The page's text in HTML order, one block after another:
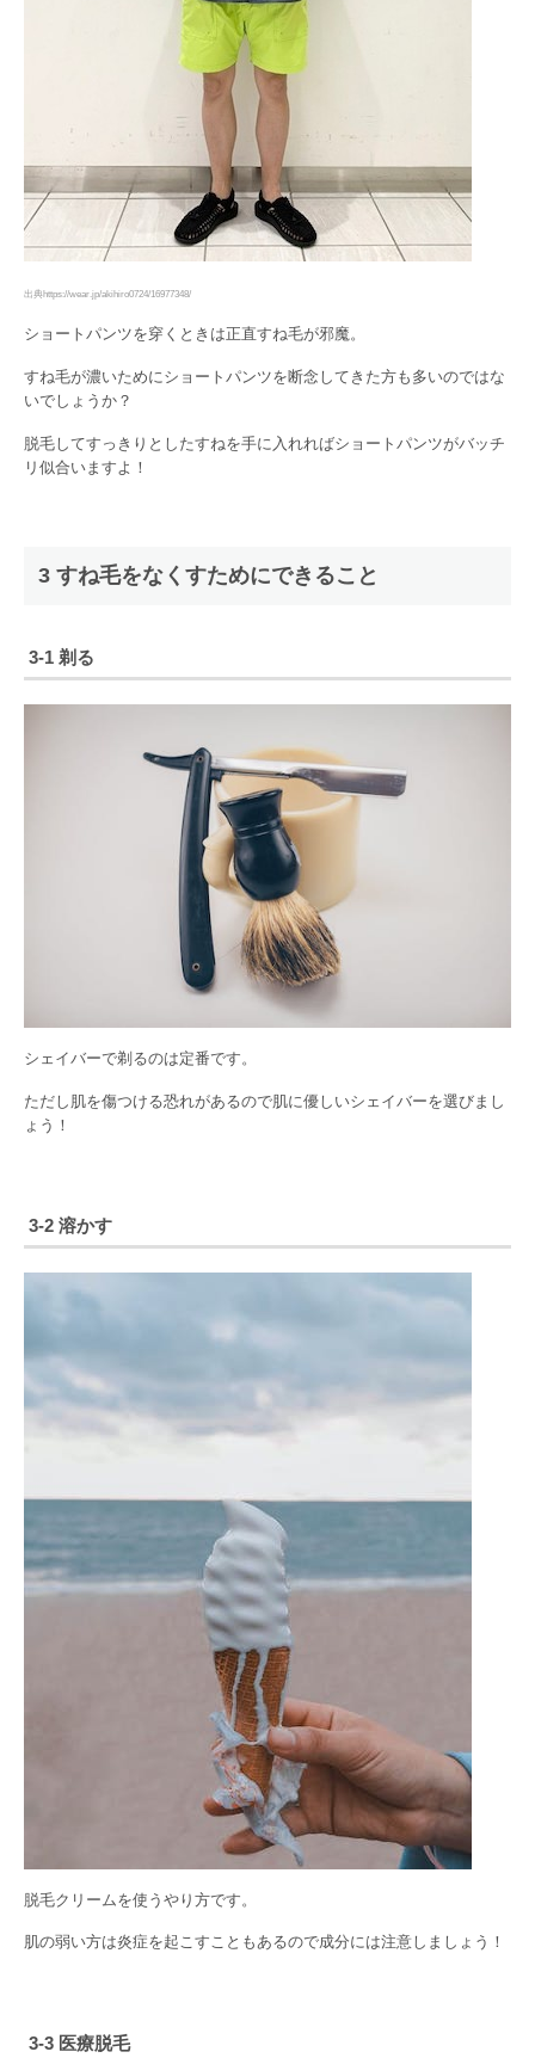
出典https://wear.jp/akihiro0724/16977348/
ショートパンツを穿くときは正直すね毛が邪魔。
すね毛が濃いためにショートパンツを断念してきた方も多いのではな
いでしょうか？
脱毛してすっきりとしたすねを手に入れればショートパンツがバッチ
リ似合いますよ！
3 すね毛をなくすためにできること
3-1 剃る
シェイバーで剃るのは定番です。
ただし肌を傷つける恐れがあるので肌に優しいシェイバーを選びまし
ょう！
3-2 溶かす
脱毛クリームを使うやり方です。
肌の弱い方は炎症を起こすこともあるので成分には注意しましょう！
3-3 医療脱毛